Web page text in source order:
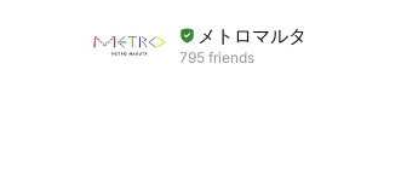
メトロマルタ
795 friends